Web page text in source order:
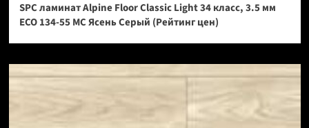
SPC ламинат Alpine Floor Classic Light 34 класс, 3.5 мм
ECO 134-55 МС Ясень Серый (Рейтинг цен)